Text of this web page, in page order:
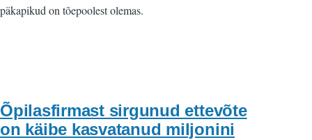
päkapikud on tõepoolest olemas.
Õpilasfirmast sirgunud ettevõte
on käibe kasvatanud miljonini